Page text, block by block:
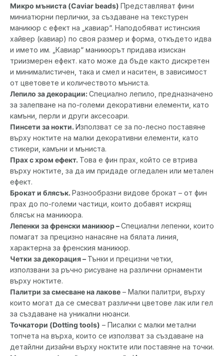
Микро мъниста (Caviar beads) Представляват фини
миниатюрни перлички, за създаване на текстурен
маникюр с ефект на „кавиар“. Наподобяват истинския
хайвер (кавиар) по своя размер и форма, откъдето идва
и името им. „Кавиар“ маникюрът придава изискан
триизмерен ефект. като може да бъде както дискретен
и минималистичен, така и смел и наситен, в зависимост
от цветовете и количеството мъниста.
Лепило за декорации:Специално лепило, предназначено
за залепване на по-големи декоративни елементи, като
камъни, перли и други аксесоари.
Пинсети за нокти. Използват се за по-лесно поставяне
върху ноктите на малки декоративни елементи, като
стикери, камъни и мъниста.
Прах с хром ефект. Това е фин прах, който се втрива
върху ноктите, за да им придаде огледален или метален
ефект.
Брокат и блясък. Разнообразни видове брокат – от фин
прах до по-големи частици, които добавят искрящ
блясък на маникюра.
Лепенки за френски маникюр –Специални лепенки, които
помагат за прецизно нанасяне на бялата линия,
характерна за френския маникюр.
Четки за декорация – Тънки и прецизни четки,
използвани за ръчно рисуване на различни орнаменти
върху ноктите.
Палитри за смесване на лакове – Малки палитри, върху
които могат да се смесват различни цветове лак или гел
за създаване на уникални нюанси.
Точкатори (Dotting tools) – Писалки с малки метални
топчета на върха, които се използват за създаване на
детайлни дизайни върху ноктите или поставяне на точки.